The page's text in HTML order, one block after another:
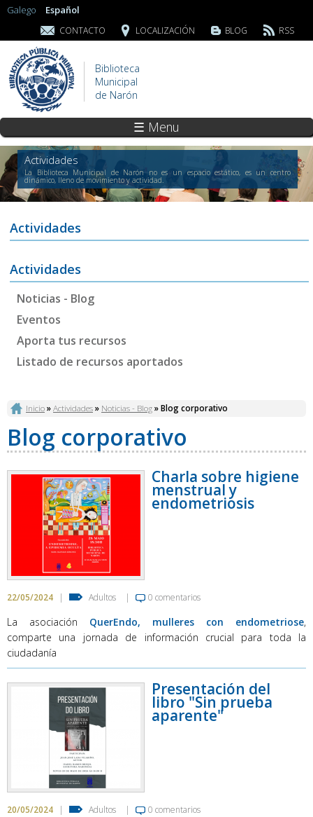
Galego Español
CONTACTO LOCALIZACIÓN BLOG RSS
Biblioteca
Municipal
de Narón
☰ Menu
Actividades
La Biblioteca Municipal de Narón no es un espacio estático, es un centro
dinámico, lleno de movimiento y actividad.
Actividades
Actividades
Noticias - Blog
Eventos
Aporta tus recursos
Listado de recursos aportados
Se encuentra usted aquí
Inicio»Actividades» Noticias - Blog» Blog corporativo
Blog corporativo
Charla sobre higiene
menstrual y
endometriosis
22/05/2024 | Adultos | 0 comentarios
La asociación QuerEndo, mulleres con endometriose,
comparte una jornada de información crucial para toda la
ciudadanía
Presentación del
libro "Sin prueba
aparente"
20/05/2024 | Adultos | 0 comentarios